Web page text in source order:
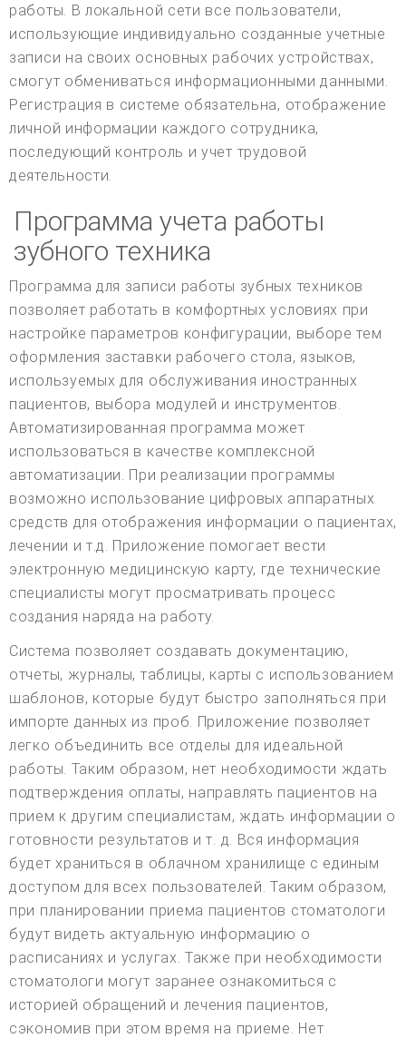
работы. В локальной сети все пользователи,
использующие индивидуально созданные учетные
записи на своих основных рабочих устройствах,
смогут обмениваться информационными данными.
Регистрация в системе обязательна, отображение
личной информации каждого сотрудника,
последующий контроль и учет трудовой
деятельности.
Программа учета работы
зубного техника
Программа для записи работы зубных техников
позволяет работать в комфортных условиях при
настройке параметров конфигурации, выборе тем
оформления заставки рабочего стола, языков,
используемых для обслуживания иностранных
пациентов, выбора модулей и инструментов.
Автоматизированная программа может
использоваться в качестве комплексной
автоматизации. При реализации программы
возможно использование цифровых аппаратных
средств для отображения информации о пациентах,
лечении и т.д. Приложение помогает вести
электронную медицинскую карту, где технические
специалисты могут просматривать процесс
создания наряда на работу.
Система позволяет создавать документацию,
отчеты, журналы, таблицы, карты с использованием
шаблонов, которые будут быстро заполняться при
импорте данных из проб. Приложение позволяет
легко объединить все отделы для идеальной
работы. Таким образом, нет необходимости ждать
подтверждения оплаты, направлять пациентов на
прием к другим специалистам, ждать информации о
готовности результатов и т. д. Вся информация
будет храниться в облачном хранилище с единым
доступом для всех пользователей. Таким образом,
при планировании приема пациентов стоматологи
будут видеть актуальную информацию о
расписаниях и услугах. Также при необходимости
стоматологи могут заранее ознакомиться с
историей обращений и лечения пациентов,
сэкономив при этом время на приеме. Нет